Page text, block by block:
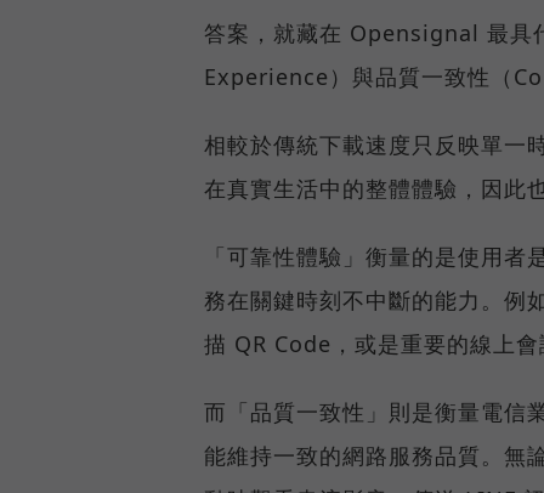
答案，就藏在 Opensignal 最
Experience）與品質一致性（
相較於傳統下載速度只反映單一
在真實生活中的整體體驗，因此
「可靠性體驗」衡量的是使用
務在關鍵時刻不中斷的能力。例
描 QR Code，或是重要的線上
而「品質一致性」則是衡量電信
能維持一致的網路服務品質。無